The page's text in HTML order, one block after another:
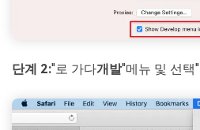
단계 2:"로 가다개발"메뉴 및 선택"